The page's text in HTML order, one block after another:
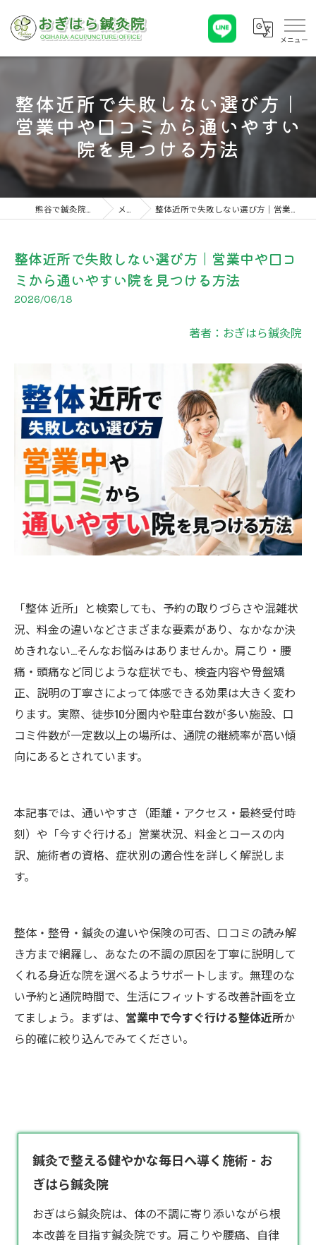
整体近所で失敗しない選び方｜
営業中や口コミから通いやすい
院を見つける方法
メディア 整体近所で失敗しない選び方｜営業中や口コミから通いやすい院を見つける方法
整体近所で失敗しない選び方｜営業中や口コ
ミから通いやすい院を見つける方法
2026/06/18
著者：おぎはら鍼灸院
「整体 近所」と検索しても、予約の取りづらさや混雑状
況、料金の違いなどさまざまな要素があり、なかなか決
めきれない…そんなお悩みはありませんか。肩こり・腰
痛・頭痛など同じような症状でも、検査内容や骨盤矯
正、説明の丁寧さによって体感できる効果は大きく変わ
ります。実際、徒歩10分圏内や駐車台数が多い施設、口
コミ件数が一定数以上の場所は、通院の継続率が高い傾
向にあるとされています。
本記事では、通いやすさ（距離・アクセス・最終受付時
刻）や「今すぐ行ける」営業状況、料金とコースの内
訳、施術者の資格、症状別の適合性を詳しく解説しま
す。
整体・整骨・鍼灸の違いや保険の可否、口コミの読み解
き方まで網羅し、あなたの不調の原因を丁寧に説明して
くれる身近な院を選べるようサポートします。無理のな
い予約と通院時間で、生活にフィットする改善計画を立
てましょう。まずは、 営業中で今すぐ行ける整体近所か
ら的確に絞り込んでみてください。
鍼灸で整える健やかな毎日へ導く施術 - お
ぎはら鍼灸院
おぎはら鍼灸院は、体の不調に寄り添いながら根
本改善を目指す鍼灸院です。肩こりや腰痛、自律